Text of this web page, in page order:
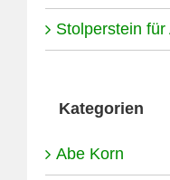
Stolperstein
Kategorien
Abe Korn